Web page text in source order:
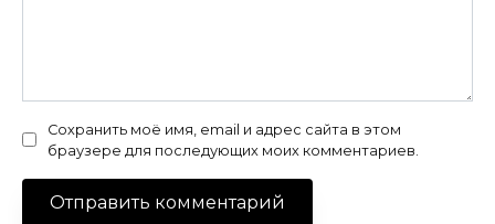
Сохранить моё имя, email и адрес сайта в этом
браузере для последующих моих комментариев.